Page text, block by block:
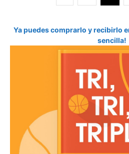
Ya puedes comprarlo y recibirlo
sencilla!